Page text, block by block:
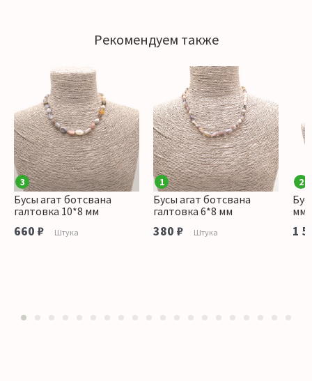
Рекомендуем также
3
Бусы агат ботсвана
галтовка 10*8 мм
660 ₽ Штука
1
Бусы агат ботсвана
галтовка 6*8 мм
380 ₽ Штука
2
мм
1